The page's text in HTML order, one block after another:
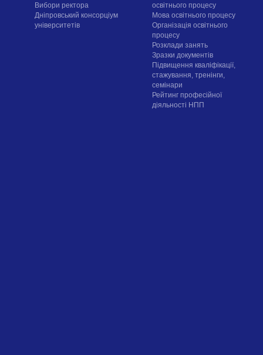
Вибори ректора
Дніпровський консорціум
університетів
освітнього процесу
Мова освітнього процесу
Організація освітнього
процесу
Розклади занять
Зразки документів
Підвищення кваліфікації,
стажування, тренінги,
семінари
Рейтинг професійної
діяльності НПП